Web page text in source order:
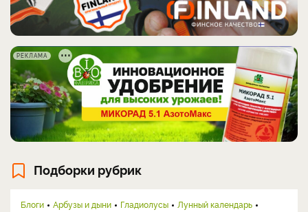
РЕКЛАМА
Подборки рубрик
Блоги Арбузы и дыни Гладиолусы
Лунный календарь